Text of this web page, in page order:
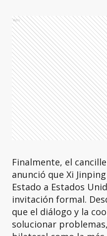
Ads
Finalmente, el
anunció que Xi
Estado a Estados
invitación formal.
que el diálogo y la
solucionar